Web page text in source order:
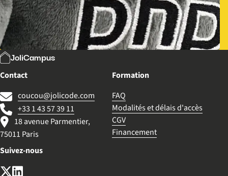
JoliCampus
Contact
coucou@jolicode.com
+33 1 43 57 39 11
18 avenue Parmentier,
75011 Paris
Formation
FAQ
Modalités et délais d'accès
CGV
Financement
Suivez-nous
X (anciennement Twitter)
LinkedIn